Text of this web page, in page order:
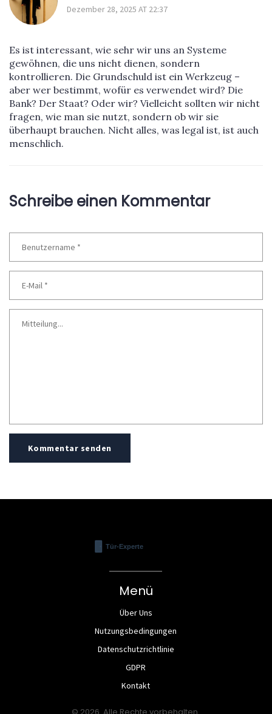
Dezember 28, 2025 AT 22:37
Es ist interessant, wie sehr wir uns an Systeme
gewöhnen, die uns nicht dienen, sondern
kontrollieren. Die Grundschuld ist ein Werkzeug –
aber wer bestimmt, wofür es verwendet wird? Die
Bank? Der Staat? Oder wir? Vielleicht sollten wir nicht
fragen, wie man sie nutzt, sondern ob wir sie
überhaupt brauchen. Nicht alles, was legal ist, ist auch
menschlich.
Schreibe einen Kommentar
Kommentar senden
Menü
Über Uns
Nutzungsbedingungen
Datenschutzrichtlinie
GDPR
Kontakt